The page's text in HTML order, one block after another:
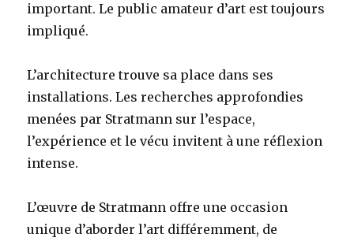
important. Le public amateur d’art est toujours
impliqué.
L’architecture trouve sa place dans ses
installations. Les recherches approfondies
menées par Stratmann sur l’espace,
l’expérience et le vécu invitent à une réflexion
intense.
L’œuvre de Stratmann offre une occasion
unique d’aborder l’art différemment, de